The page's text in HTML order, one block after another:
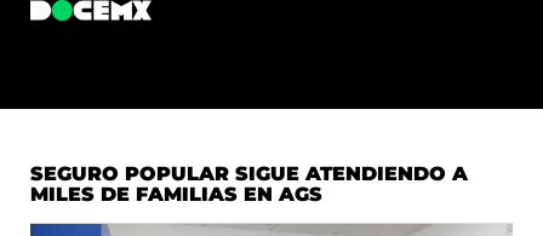
SEGURO POPULAR SIGUE ATENDIENDO A
MILES DE FAMILIAS EN AGS